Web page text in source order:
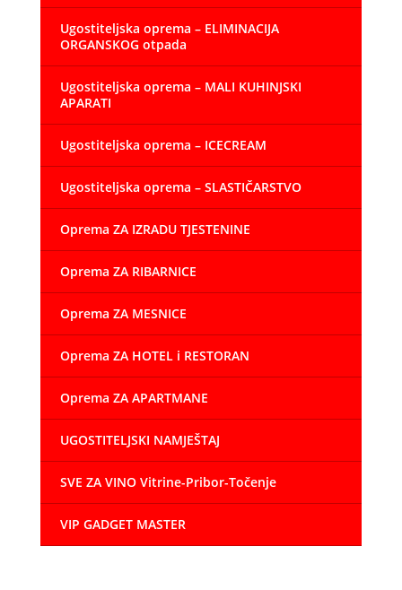
Ugostiteljska oprema – ELIMINACIJA
ORGANSKOG otpada
Ugostiteljska oprema – MALI KUHINJSKI
APARATI
Ugostiteljska oprema – ICECREAM
Ugostiteljska oprema – SLASTIČARSTVO
Oprema ZA IZRADU TJESTENINE
Oprema ZA RIBARNICE
Oprema ZA MESNICE
Oprema ZA HOTEL i RESTORAN
Oprema ZA APARTMANE
UGOSTITELJSKI NAMJEŠTAJ
SVE ZA VINO Vitrine-Pribor-Točenje
VIP GADGET MASTER